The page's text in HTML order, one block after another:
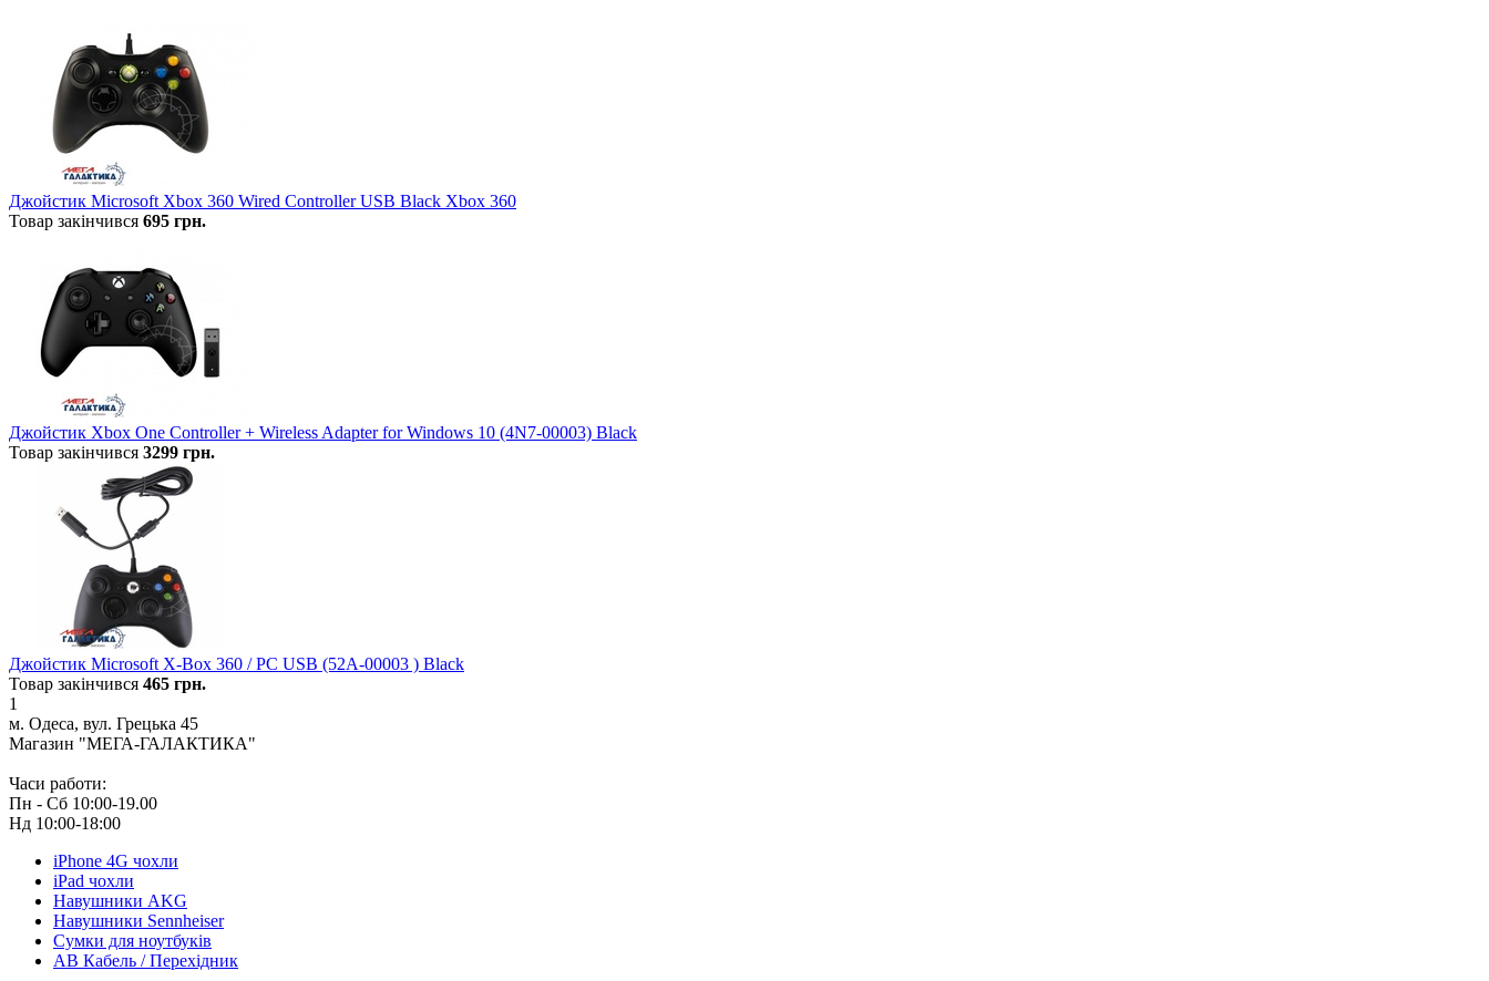
Джойстик Microsoft Xbox 360 Wired Controller USB Black Xbox 360
Товар закінчився 695 грн.
Джойстик Xbox One Controller + Wireless Adapter for Windows 10 (4N7-00003) Black
Товар закінчився 3299 грн.
Джойстик Microsoft X-Box 360 / PC USB (52A-00003 ) Black
Товар закінчився 465 грн.
1
м. Одеса, вул. Грецька 45
Магазин "МЕГА-ГАЛАКТИКА"
Часи работи:
Пн - Сб 10:00-19.00
Нд 10:00-18:00
iPhone 4G чохли
iPad чохли
Навушники AKG
Навушники Sennheiser
Сумки для ноутбуків
АВ Кабель / Перехідник